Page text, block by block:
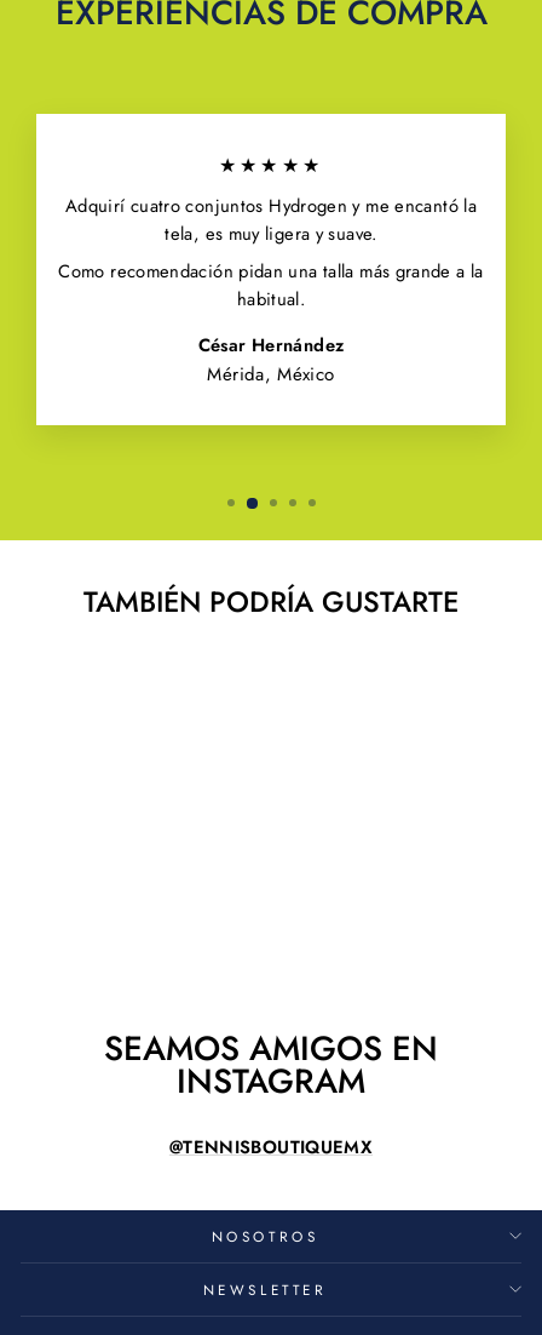
EXPERIENCIAS DE COMPRA
★★★★★
Adquirí cuatro conjuntos Hydrogen y me encantó la
tela, es muy ligera y suave.
Como recomendación pidan una talla más grande a la
habitual.
César Hernández
Mérida, México
TAMBIÉN PODRÍA GUSTARTE
SEAMOS AMIGOS EN
INSTAGRAM
@TENNISBOUTIQUEMX
NOSOTROS
NEWSLETTER